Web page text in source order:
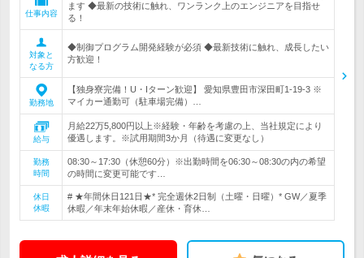
仕事内容
ます ◆最新の技術に触れ、ワンランク上のエンジニアを目指せ
る！
対象と
なる方
◆制御プログラム開発経験が必須 ◆最新技術に触れ、成長したい
方歓迎！
勤務地
【独身寮完備！U・Iターン歓迎】 愛知県豊田市深田町1-19-3 ※
マイカー通勤可（駐車場完備）…
給与
月給22万5,800円以上※経験・年齢を考慮の上、当社規定により
優遇します。※試用期間3か月（待遇に変更なし）
勤務
時間
08:30～17:30（休憩60分）※出勤時間を06:30～08:30の内の希望
の時間に変更可能です…
休日
休暇
# ★年間休日121日★* 完全週休2日制（土曜・日曜）* GW／夏季
休暇／年末年始休暇／産休・育休…